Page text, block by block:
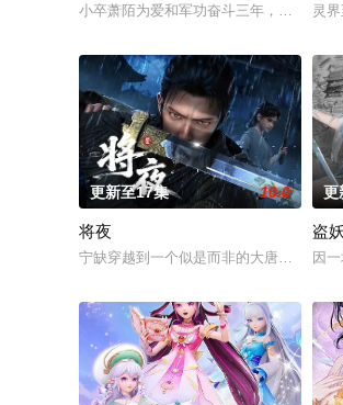
小卒萧陌为爱和军功奋斗三年，却被恋人
灵
更新至17集 10.0
将夜
宁缺穿越到一个似是而非的大唐世界，却
更
盗
因